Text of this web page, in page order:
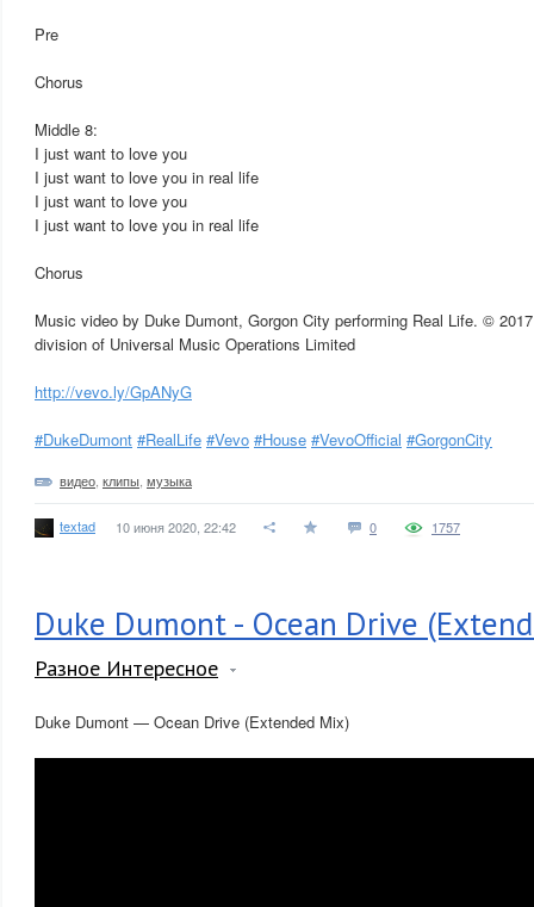
Pre
Chorus
Middle 8:
I just want to love you
I just want to love you in real life
I just want to love you
I just want to love you in real life
Chorus
Music video by Duke Dumont, Gorgon City performing Real Life. ©
division of Universal Music Operations Limited
http://vevo.ly/GpANyG
#DukeDumont #RealLife #Vevo #House #VevoOfficial #GorgonCity
видео клипы музыка
textad 10 июня 2020, 22:42 0 1757
Duke Dumont - Ocean Drive
Разное Интересное
Duke Dumont — Ocean Drive (Extended Mix)